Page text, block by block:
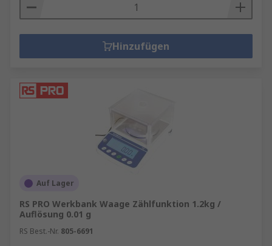
Hinzufügen
Auf Lager
RS PRO Werkbank Waage Zählfunktion 1.2kg /
Auflösung 0.01 g
RS Best.-Nr. 805-6691